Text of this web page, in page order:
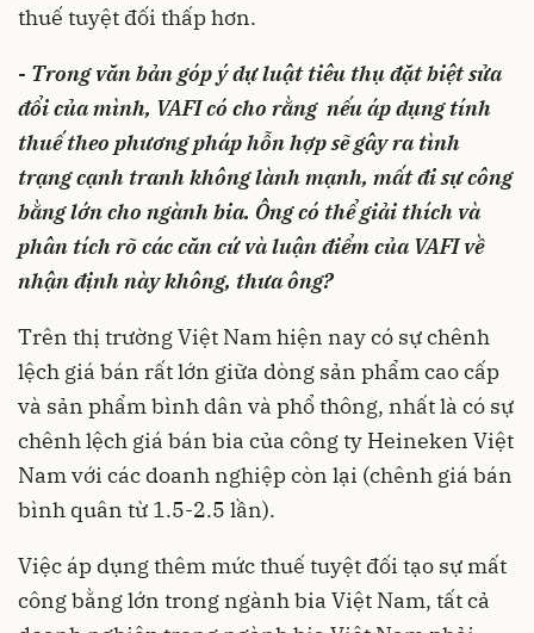
thuế tuyệt đối thấp hơn.
- Trong văn bản góp ý dự luật tiêu thụ đặt biệt sửa
đổi của mình, VAFIcó cho rằng nếu áp dụng tính
thuế theo phương pháp hỗn hợp sẽ gây ra tình
trạng cạnh tranh không lành mạnh, mất đi sự công
bằng lớn cho ngành bia. Ông có thể giải thích và
phân tích rõ các căn cứ và luận điểm của VAFI về
nhận định này không, thưa ông?
Trên thị trường Việt Nam hiện nay có sự chênh
lệch giá bán rất lớn giữa dòng sản phẩm cao cấp
và sản phẩm bình dân và phổ thông, nhất là có sự
chênh lệch giá bán bia của công ty Heineken Việt
Nam với các doanh nghiệp còn lại (chênh giá bán
bình quân từ 1.5-2.5 lần).
Việc áp dụng thêm mức thuế tuyệt đối tạo sự mất
công bằng lớn trong ngành bia Việt Nam, tất cả